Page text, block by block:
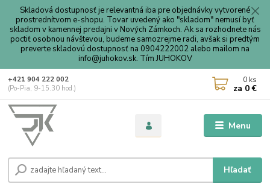
Skladová dostupnosť je relevantná iba pre objednávky vytvorené
prostrednítvom e-shopu. Tovar uvedený ako "skladom" nemusí byť
skladom v kamennej predajni v Nových Zámkoch. Ak sa rozhodnete nás
poctiť osobnou návštevou, budeme samozrejme radi, avšak si predtým
preverte skladovú dostupnosť na 0904222002 alebo mailom na
info@juhokov.sk. Tím JUHOKOV
Menu
Hľadať
+421 904 222 002
(Po-Pia, 9-15.30 hod.)
0 ks
za 0 €